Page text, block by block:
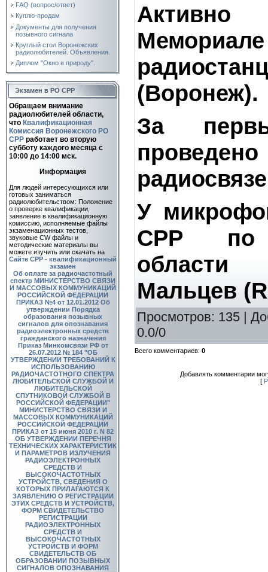
FAQ (вопрос/ответ)
Куплю-продам
Документы для получения
позывного сигнала
Круглый стол Воронежских
радиолюбителей. Объявления.
Диплом "Окно в природу".
Экзамен в РО СРР
Обращаем внимание
радиолюбителей области,
что Квалификационная
Комиссия Воронежского РО
СРР работает во вторую
субботу каждого месяца c
10:00 до 14:00 мск.
Информация
Для людей интересующихся или
готовых заниматься
радиолюбительством: Положение
о проверке квалификации,
заявление в квалификационную
комиссию, исполняемые файлы
экзаменационных тестов,
звуковые CW файлы и
методические материалы вы
можете изучить или скачать на
Сайте СРР - квалификационный
экзамен
Об оплате за радиочастотный
спектр МИНИСТЕРСТВО СВЯЗИ
И МАССОВЫХ КОММУНИКАЦИЙ
РОССИЙСКОЙ ФЕДЕРАЦИИ
ПРИКАЗ №4 от 12.01.2012 Об
утверждении Порядка
образования позывных
сигналов для опознавания
радиоэлектронных средств
гражданского назначения
Приказ Минкомсвязи РФ от
26.07.2012 № 184 "ОБ
УТВЕРЖДЕНИИ ТРЕБОВАНИЙ К
ИСПОЛЬЗОВАНИЮ
РАДИОЧАСТОТНОГО СПЕКТРА
ЛЮБИТЕЛЬСКОЙ СЛУЖБОЙ И
ЛЮБИТЕЛЬСКОЙ
СПУТНИКОВОЙ СЛУЖБОЙ В
РОССИЙСКОЙ ФЕДЕРАЦИИ"
МИНИСТЕРСТВО СВЯЗИ И
МАССОВЫХ КОММУНИКАЦИЙ
РОССИЙСКОЙ ФЕДЕРАЦИИ
ПРИКАЗ от 15 июня 2010 г. N 82
ОБ УТВЕРЖДЕНИИ ПЕРЕЧНЯ
ТЕХНИЧЕСКИХ ХАРАКТЕРИСТИК
И ПАРАМЕТРОВ ИЗЛУЧЕНИЯ
РАДИОЭЛЕКТРОННЫХ
СРЕДСТВ И
ВЫСОКОЧАСТОТНЫХ
УСТРОЙСТВ, СВЕДЕНИЯ О
КОТОРЫХ ПРИЛАГАЮТСЯ К
ЗАЯВЛЕНИЮ О РЕГИСТРАЦИИ
ЭТИХ СРЕДСТВ И УСТРОЙСТВ,
ФОРМ СВИДЕТЕЛЬСТВО
РЕГИСТРАЦИИ
РАДИОЭЛЕКТРОННЫХ
СРЕДСТВ И
ВЫСОКОЧАСТОТНЫХ
УСТРОЙСТВ И ФОРМ
СВИДЕТЕЛЬСТВ ОБ
ОБРАЗОВАНИИ ПОЗЫВНЫХ
СИГНАЛОВ ОПОЗНАВАНИЯ
Активно
(Воронеж).
За
У
СРР по
Мальцев
Просмотров: 135 |
0.0/0
Всего комментариев: 0
Добавлять комментарии
[